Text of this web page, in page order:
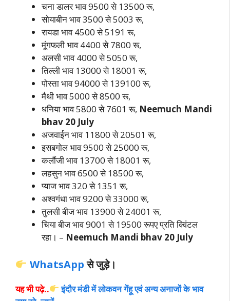
चना डालर भाव 9500 से 13500 रू,
सोयाबीन भाव 3500 से 5003 रू,
रायडा भाव 4500 से 5191 रू,
मूंगफली भाव 4400 से 7800 रू,
अलसी भाव 4000 से 5050 रू,
तिल्ली भाव 13000 से 18001 रू,
पोस्ता भाव 94000 से 139100 रू,
मैथी भाव 5000 से 8500 रू,
धनिया भाव 5800 से 7601 रू, Neemuch Mandi
bhav 20 July
अजवाईन भाव 11800 से 20501 रू,
इसबगोल भाव 9500 से 25000 रू,
कलौंजी भाव 13700 से 18001 रू,
लहसुन भाव 6500 से 18500 रू,
प्याज भाव 320 से 1351 रू,
अश्वगंधा भाव 9200 से 33000 रू,
तुलसी बीज भाव 13900 से 24001 रू,
चिया बीज भाव 9001 से 19500 रूपए प्रति क्विंटल
रहा। – Neemuch Mandi bhav 20 July
WhatsAppसे जुड़े।
यह भी पढ़े..
इंदौर मंडी में लोकवन गेंहू एवं अन्य अनाजों के भाव